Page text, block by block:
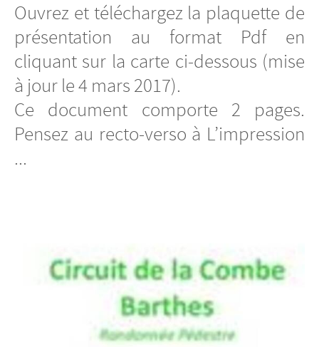
Ouvrez et téléchargez la plaquette de
présentation au format Pdf en
cliquant sur la carte ci-dessous (mise
à jour le 4 mars 2017).
Ce document comporte 2 pages.
Pensez au recto-verso à L’impression
...